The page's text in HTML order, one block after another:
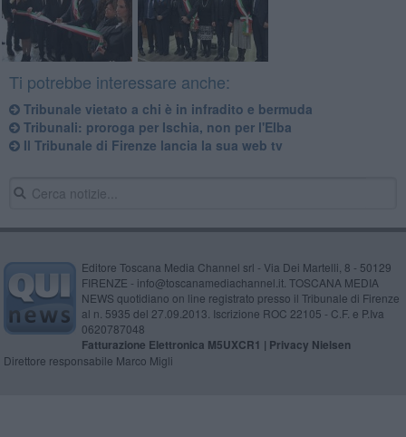
Ti potrebbe interessare anche:
Tribunale vietato a chi è in infradito e bermuda
Tribunali: proroga per Ischia, non per l'Elba
Il Tribunale di Firenze lancia la sua web tv
Editore Toscana Media Channel srl - Via Dei Martelli, 8 - 50129
FIRENZE - info@toscanamediachannel.it. TOSCANA MEDIA
NEWS quotidiano on line registrato presso il Tribunale di Firenze
al n. 5935 del 27.09.2013. Iscrizione ROC 22105 - C.F. e P.Iva
0620787048
Fatturazione Elettronica M5UXCR1 | Privacy Nielsen
Direttore responsabile Marco Migli